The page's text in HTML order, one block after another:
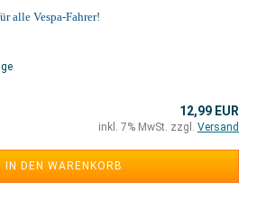
alle Vespa-Fahrer!
12,99 EUR
inkl. 7% MwSt. zzgl. Versand
IN DEN WARENKORB